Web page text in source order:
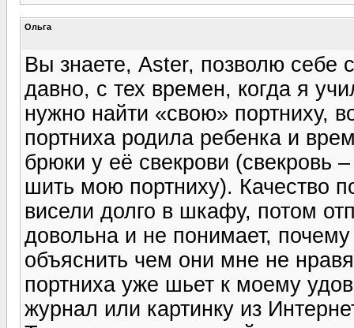
Ольга
Вы знаете, Aster, позволю себе
давно, с тех времен, когда я
нужно найти «свою» портниху,
портниха родила ребенка и
брюки у её свекрови (свекровь
шить мою портниху). Качество
висели долго в шкафу, потом
довольна и не понимает,
объяснить чем они мне не
портниха уже шьет к моему
журнал или картинку из